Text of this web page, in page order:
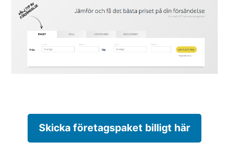
Skicka företagspaket billigt här